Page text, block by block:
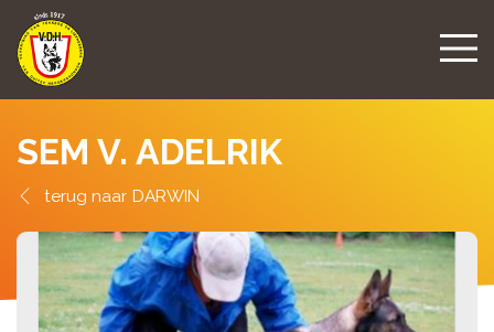
SEM V. ADELRIK
DARWIN